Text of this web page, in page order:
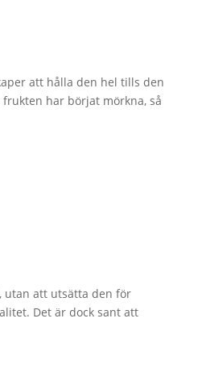
att hålla den hel tills den
har börjat mörkna, så
utan att utsätta den för
Det är dock sant att